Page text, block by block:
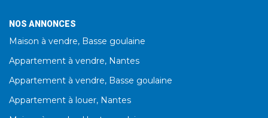
NOS ANNONCES
Maison à vendre, Basse goulaine
Appartement à vendre, Nantes
Appartement à vendre, Basse goulaine
Appartement à louer, Nantes